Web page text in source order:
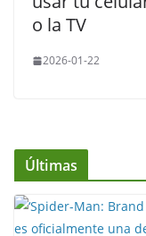
o la TV
2026-01-22
Últimas